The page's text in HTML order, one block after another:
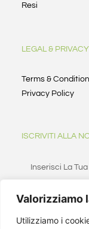
Valorizziamo
Utilizziamo i
Resi
LEGAL & PRIVACY
Terms &
Privacy Policy
ISCRIVITI ALLA